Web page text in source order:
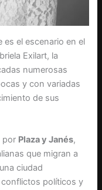
es el escenario en el
Exilart, la
numerosas
y con variadas
de sus
por Plaza y Janés,
que migran a
ciudad
políticos y